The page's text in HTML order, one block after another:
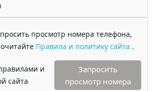
просмотр номера телефона,
Правила и политику сайта .
и
сайта
Запросить
просмотр номера